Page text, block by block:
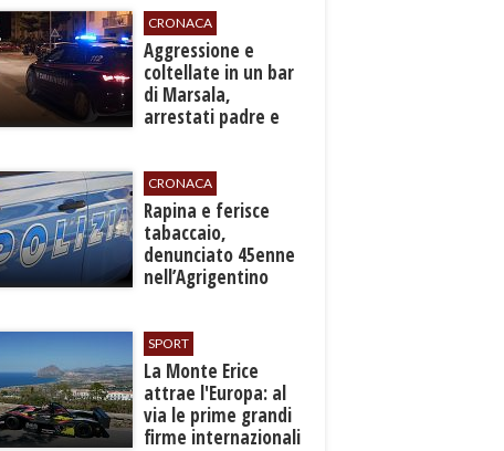
CRONACA
​Aggressione e
coltellate in un bar
di Marsala,
arrestati padre e
CRONACA
​Rapina e ferisce
tabaccaio,
denunciato 45enne
nell’Agrigentino
SPORT
La Monte Erice
attrae l'Europa: al
via le prime grandi
firme internazionali